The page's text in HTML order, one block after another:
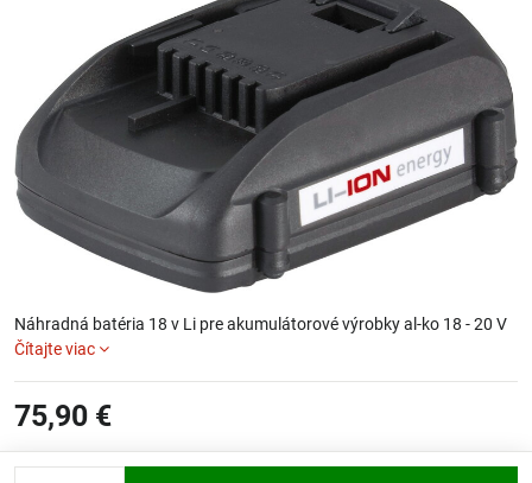
Náhradná batéria 18 v Li pre akumulátorové výrobky al-ko 18 - 20 V
Čítajte viac
75,90 €